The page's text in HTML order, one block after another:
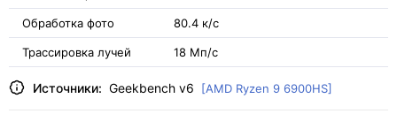
Обработка фото 80.4 к/с
Трассировка лучей 18 Мп/с
Источники: Geekbench v6 [AMD Ryzen 9 6900HS]